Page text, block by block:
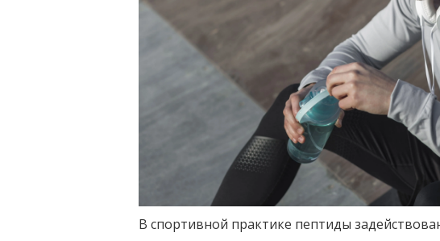
В спортивной практике пептиды